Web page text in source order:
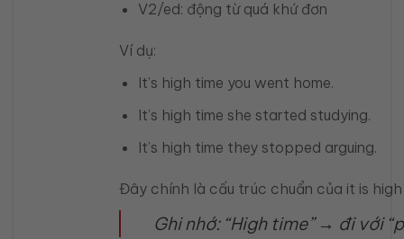
V2/ed: động từ quá khứ đơn
Ví dụ:
It’s high time you went home.
It’s high time she started studying.
It’s high time they stopped arguing.
Đây chính là cấu trúc chuẩn của it is
Ghi nhớ: “High time” → đi với